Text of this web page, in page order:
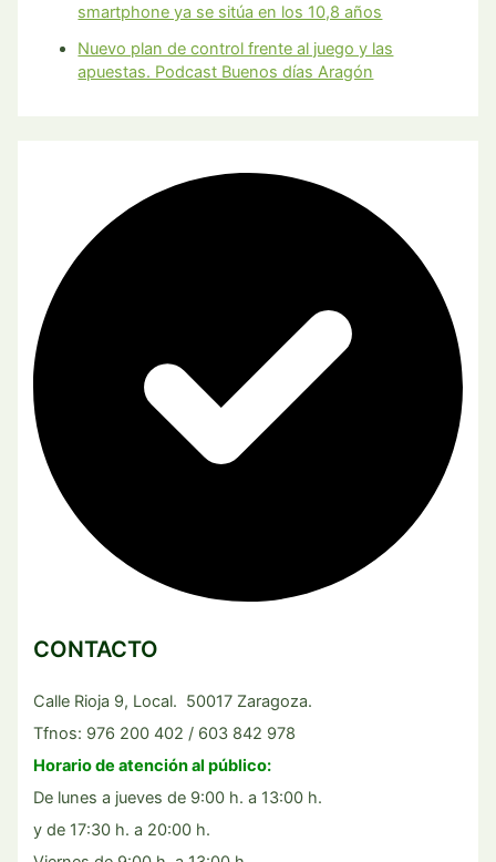
smartphone ya se sitúa en los 10,8 años
Nuevo plan de control frente al juego y las
apuestas. Podcast Buenos días Aragón
CONTACTO
Calle Rioja 9, Local. 50017 Zaragoza.
Tfnos: 976 200 402 / 603 842 978
Horario de atención al público:
De lunes a jueves de 9:00 h. a 13:00 h.
y de 17:30 h. a 20:00 h.